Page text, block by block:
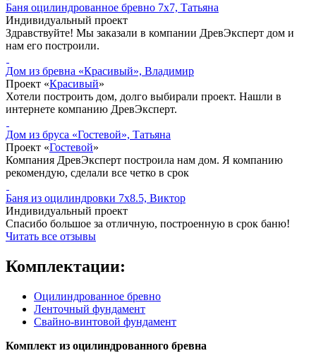
Баня оцилиндрованное бревно 7x7, Татьяна
Индивидуальный проект
Здравствуйте! Мы заказали в компании ДревЭксперт дом и
нам его построили.
Дом из бревна «Красивый», Владимир
Проект «Красивый»
Хотели построить дом, долго выбирали проект. Нашли в
интернете компанию ДревЭксперт.
Дом из бруса «Гостевой», Татьяна
Проект «Гостевой»
Компания ДревЭксперт построила нам дом. Я компанию
рекомендую, сделали все четко в срок
Баня из оцилиндровки 7x8.5, Виктор
Индивидуальный проект
Спасибо большое за отличную, построенную в срок баню!
Читать все отзывы
Комплектации:
Оцилиндрованное бревно
Ленточный фундамент
Свайно-винтовой фундамент
Комплект из оцилиндрованного бревна